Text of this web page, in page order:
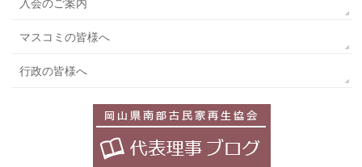
入会のご案内
マスコミの皆様へ
行政の皆様へ